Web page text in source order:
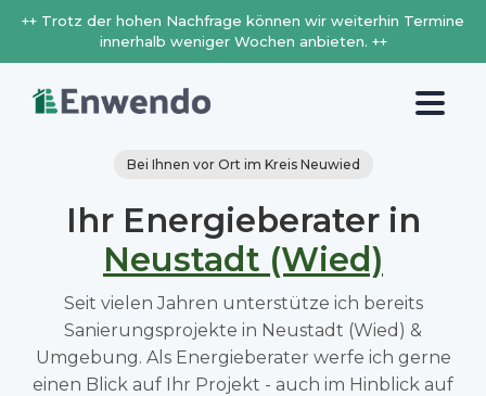
++ Trotz der hohen Nachfrage können wir weiterhin Termine
innerhalb weniger Wochen anbieten. ++
Bei Ihnen vor Ort im Kreis Neuwied
Ihr Energieberater in
Neustadt (Wied)
Seit vielen Jahren unterstütze ich bereits
Sanierungsprojekte in Neustadt (Wied) &
Umgebung. Als Energieberater werfe ich gerne
einen Blick auf Ihr Projekt - auch im Hinblick auf